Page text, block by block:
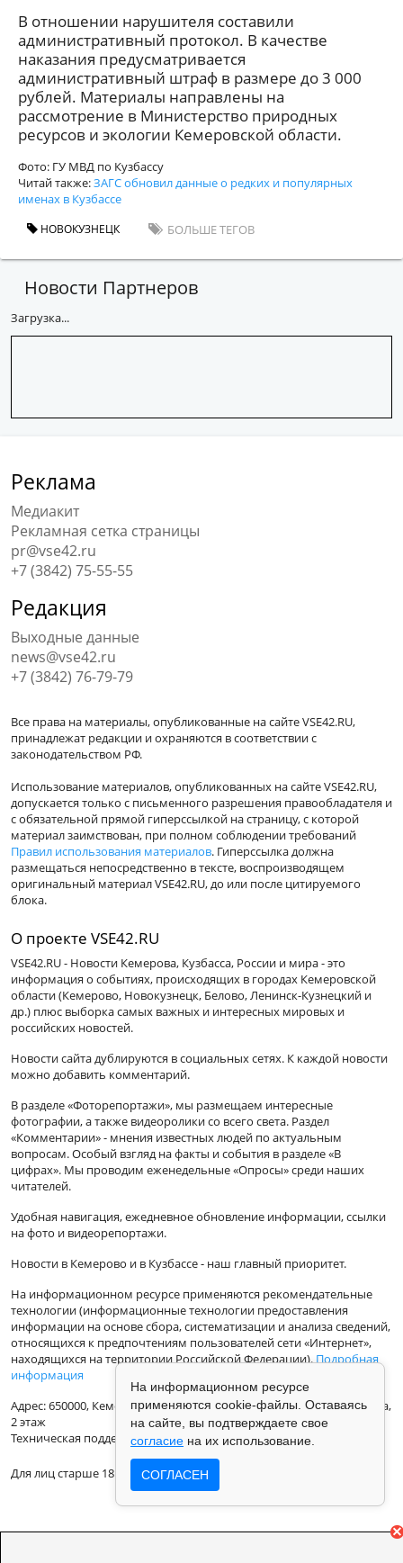
В отношении нарушителя составили
административный протокол. В качестве
наказания предусматривается
административный штраф в размере до 3 000
рублей. Материалы направлены на
рассмотрение в Министерство природных
ресурсов и экологии Кемеровской области.
Фото: ГУ МВД по Кузбассу
Читай также:ЗАГС обновил данные о редких и популярных
именах в Кузбассе
НОВОКУЗНЕЦК БОЛЬШЕ ТЕГОВ
Новости Партнеров
Загрузка...
Реклама
Медиакит
Рекламная сетка страницы
pr@vse42.ru
+7 (3842) 75-55-55
Редакция
Выходные данные
news@vse42.ru
+7 (3842) 76-79-79
Все права на материалы, опубликованные на сайте VSE42.RU,
принадлежат редакции и охраняются в соответствии с
законодательством РФ.
Использование материалов, опубликованных на сайте VSE42.RU,
допускается только с письменного разрешения правообладателя и
с обязательной прямой гиперссылкой на страницу, с которой
материал заимствован, при полном соблюдении требований
Правил использования материалов. Гиперссылка должна
размещаться непосредственно в тексте, воспроизводящем
оригинальный материал VSE42.RU, до или после цитируемого
блока.
О проекте VSE42.RU
VSE42.RU - Новости Кемерова, Кузбасса, России и мира - это
информация о событиях, происходящих в городах Кемеровской
области (Кемерово, Новокузнецк, Белово, Ленинск-Кузнецкий и
др.) плюс выборка самых важных и интересных мировых и
российских новостей.
Новости сайта дублируются в социальных сетях. К каждой новости
можно добавить комментарий.
В разделе «Фоторепортажи», мы размещаем интересные
фотографии, а также видеоролики со всего света. Раздел
«Комментарии» - мнения известных людей по актуальным
вопросам. Особый взгляд на факты и события в разделе «В
цифрах». Мы проводим еженедельные «Опросы» среди наших
читателей.
Удобная навигация, ежедневное обновление информации, ссылки
на фото и видеорепортажи.
Новости в Кемерово и в Кузбассе - наш главный приоритет.
На информационном ресурсе применяются рекомендательные
технологии (информационные технологии предоставления
информации на основе сбора, систематизации и анализа сведений,
относящихся к предпочтениям пользователей сети «Интернет»,
находящихся на территории Российской Федерации).Подробная
информация
Адрес: 650000, Кемеровская Область, г.Кемерово, ул.Кузбасская 33а,
2 этаж
Техническая поддержка: support@vse42.ru
Для лиц старше 18 лет.
На информационном ресурсе
применяются cookie-файлы. Оставаясь
на сайте, вы подтверждаете свое
согласие на их использование.
СОГЛАСЕН